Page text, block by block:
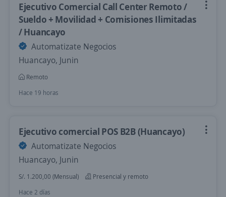
Ejecutivo Comercial Call Center Remoto /
Sueldo + Movilidad + Comisiones Ilimitadas
/ Huancayo
Automatizate Negocios
Huancayo, Junin
Remoto
Hace 19 horas
Ejecutivo comercial POS B2B (Huancayo)
Automatizate Negocios
Huancayo, Junin
S/. 1.200,00 (Mensual)
Presencial y remoto
Hace 2 días